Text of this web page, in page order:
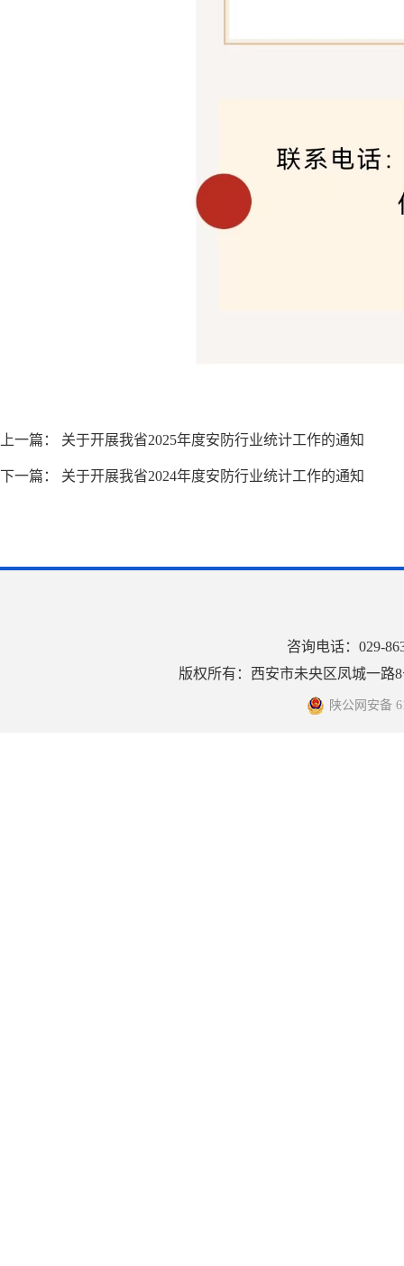
上一篇： 关于开展我省2025年度安防行业统计工作的通知
下一篇： 关于开展我省2024年度安防行业统计工作的通知
咨询电话：029-
版权所有：西安市未央区凤城一路
陕公网安备